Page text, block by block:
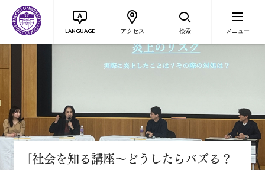
LANGUAGE アクセス 検索 メニュー
『社会を知る講座～どうしたらバズる？